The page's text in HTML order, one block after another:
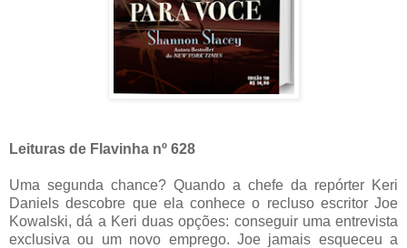
Leituras de Flavinha nº 628
Uma segunda chance? Quando a chefe da repórter Keri
Daniels descobre que ela conhece o recluso escritor Joe
Kowalski, dá a Keri duas opções: conseguir uma entrevista
exclusiva ou um novo emprego. Joe jamais esqueceu a